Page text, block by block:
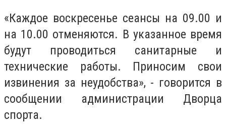
«Каждое воскресенье сеансы на 09.00 и
на 10.00 отменяются. В указанное время
будут проводиться санитарные и
технические работы. Приносим свои
извинения за неудобства», - говорится в
сообщении администрации Дворца
спорта.